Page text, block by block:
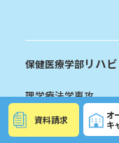
保健医療学部リハ
理学療法学専攻
作業療法学専攻
カリキュラム
資料請求
オ
キ